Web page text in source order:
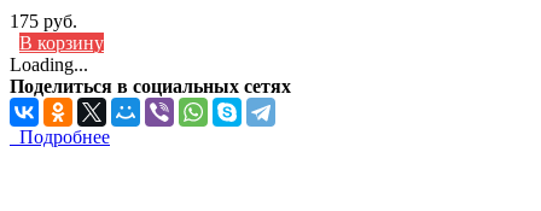
175 руб.
В корзину
Loading...
Поделиться в социальных сетях
Подробнее